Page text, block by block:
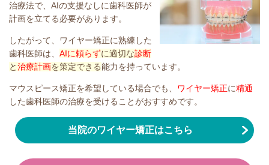
治療法で、AIの支援なしに歯科医師が
計画を立てる必要があります。
したがって、ワイヤー矯正に熟練した
歯科医師は、 AIに頼らずに適切な診断
と治療計画を策定できる能力を持っています。
マウスピース矯正を希望している場合でも、 ワイヤー矯正に精通
した歯科医師の治療を受けることがおすすめです。
当院のワイヤー矯正はこちら